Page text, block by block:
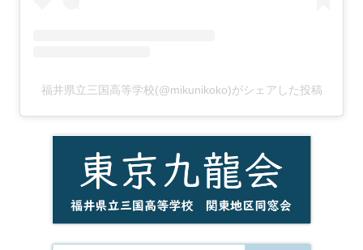
福井県立三国高等学校(@mikunikoko)がシェアした投稿